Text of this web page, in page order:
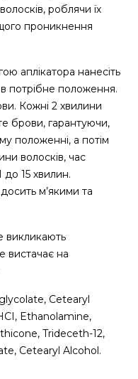
роблячи їх
проникнення
аплікатора нанесіть
потрібне положення.
Кожні 2 хвилини
брови, гарантуючи,
положенні, а потім
волосків, час
15 хвилин.
м’якими та
викликають
вистачає на
Cetearyl
Ethanolamine,
Trideceth-12,
Cetearyl Alcohol.